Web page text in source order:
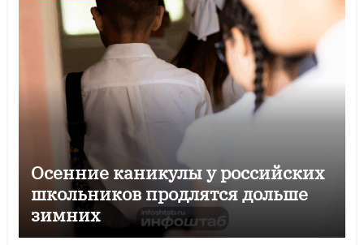
Осенние каникулы у российских
школьников продлятся дольше
зимних